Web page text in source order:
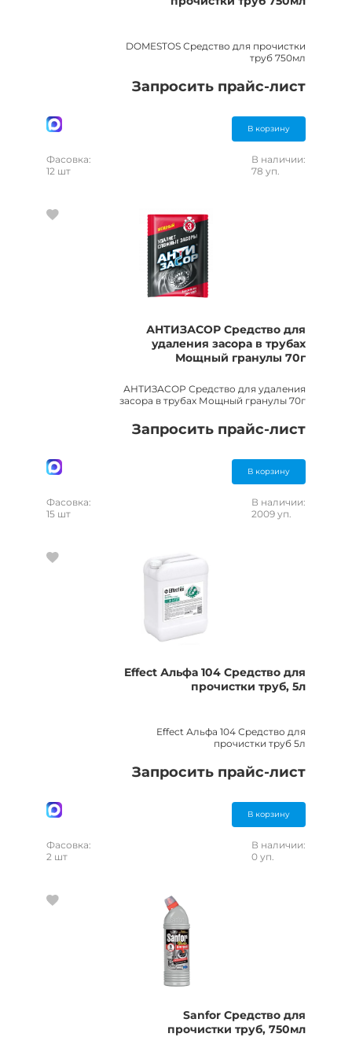
DOMESTOS Средство для прочистки
труб 750мл
Запросить прайс-лист
В корзину
Фасовка:
12 шт
В наличии:
78 уп.
АНТИЗАСОР Средство для
удаления засора в трубах
Мощный гранулы 70г
АНТИЗАСОР Средство для удаления
засора в трубах Мощный гранулы 70г
Запросить прайс-лист
В корзину
Фасовка:
15 шт
В наличии:
2009 уп.
Effect Альфа 104 Средство для
прочистки труб, 5л
Effect Альфа 104 Средство для
прочистки труб 5л
Запросить прайс-лист
В корзину
Фасовка:
2 шт
В наличии:
0 уп.
Sanfor Средство для
прочистки труб, 750мл